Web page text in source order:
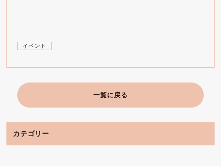
イベント
一覧に戻る
カテゴリー